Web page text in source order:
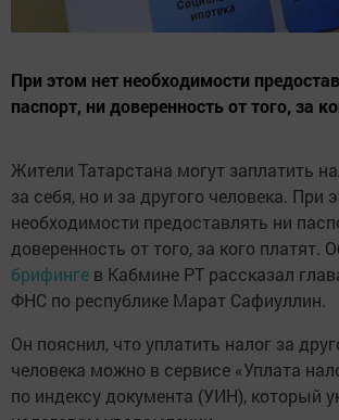
При этом нет необходимости
паспорт, ни доверенность от того, за
Жители Татарстана могут заплатить
за себя, но и за другого человека. При
необходимости предоставлять ни
доверенность от того, за кого платят.
брифинге в Кабмине РТ рассказал
ФНС по республике Марат Сафиуллин.
Он пояснил, что уплатить налог за
человека можно в сервисе «Уплата
по индексу документа (УИН), который